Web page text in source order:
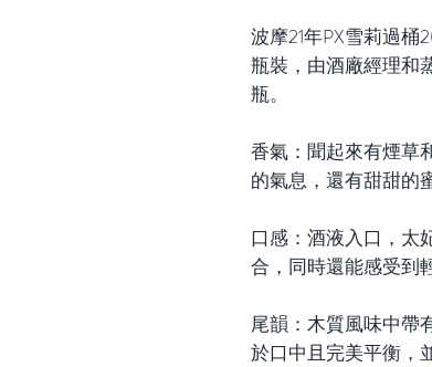
波摩21年PX雪莉過桶
瓶裝，由酒廠經理和
瓶。
香氣：聞起來有煙草
的氣息，還有甜甜的
口感：酒液入口，太
合，同時還能感受到
尾韻：木質風味中帶
於口中且完美平衡，